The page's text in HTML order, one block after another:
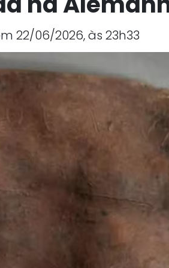
22/06/2026, às 23h33